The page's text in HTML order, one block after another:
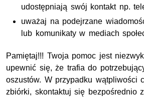
udostępniają swój kontakt np.
uważaj na podejrzane
lub komunikaty w mediach
Pamiętaj!!! Twoja pomoc jest
upewnić się, że trafia do
oszustów. W przypadku wątpliwości
zbiórki, skontaktuj się bezpośrednio